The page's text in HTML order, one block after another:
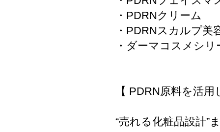
・PDRNクリーム
・PDRNスカルプ美
・ダーマコスメシリ
【 PDRN原料を活
“売れる化粧品設計”